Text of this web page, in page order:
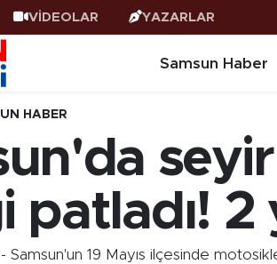
VİDEOLAR YAZARLAR
Samsun Haber
HABER
patladı! 2
Samsun'un 19 Mayıs ilçesinde
Fikstür